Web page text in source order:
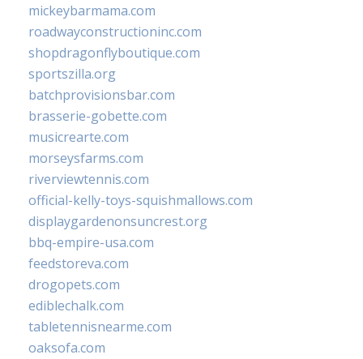
mickeybarmama.com
roadwayconstructioninc.com
shopdragonflyboutique.com
sportszilla.org
batchprovisionsbar.com
brasserie-gobette.com
musicrearte.com
morseysfarms.com
riverviewtennis.com
official-kelly-toys-squishmallows.com
displaygardenonsuncrest.org
bbq-empire-usa.com
feedstoreva.com
drogopets.com
ediblechalk.com
tabletennisnearme.com
oaksofa.com